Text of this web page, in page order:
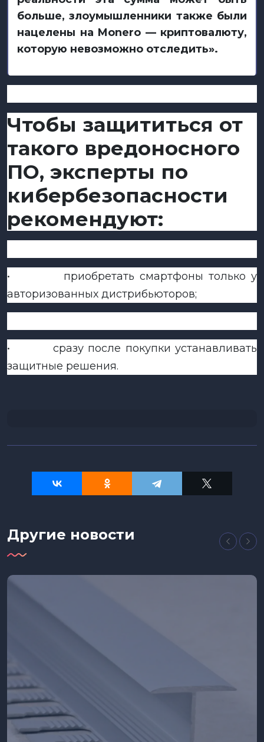
больше, злоумышленники также были
нацелены на Monero — криптовалюту,
которую невозможно отследить».
Чтобы защититься от
такого вредоносного
ПО, эксперты по
кибербезопасности
рекомендуют:
•
приобретать смартфоны только у
авторизованных дистрибьюторов;
•
сразу после покупки устанавливать
защитные решения.
Другие новости